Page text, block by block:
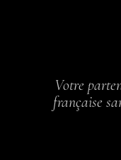
Votre
française